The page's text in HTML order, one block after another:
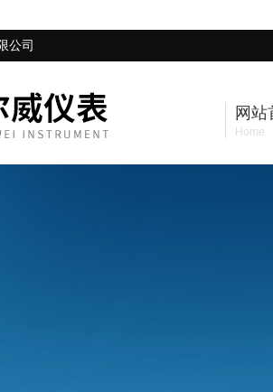
公司
网站
Home